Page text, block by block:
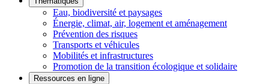
Eau, biodiversité et paysages
Énergie, climat, air, logement et aménagement
Prévention des risques
Transports et véhicules
Mobilités et infrastructures
Promotion de la transition écologique et solidaire
Ressources en ligne